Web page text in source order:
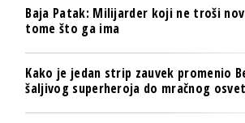
Baja Patak: Milijarder koji ne troši
tome što ga ima
Kako je jedan strip zauvek promenio
šaljivog superheroja do mračnog